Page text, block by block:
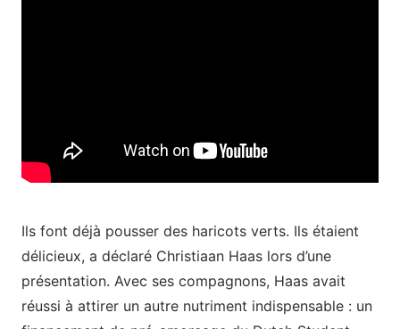
Ils font déjà pousser des haricots verts. Ils étaient
délicieux, a déclaré Christiaan Haas lors d’une
présentation. Avec ses compagnons, Haas avait
réussi à attirer un autre nutriment indispensable : un